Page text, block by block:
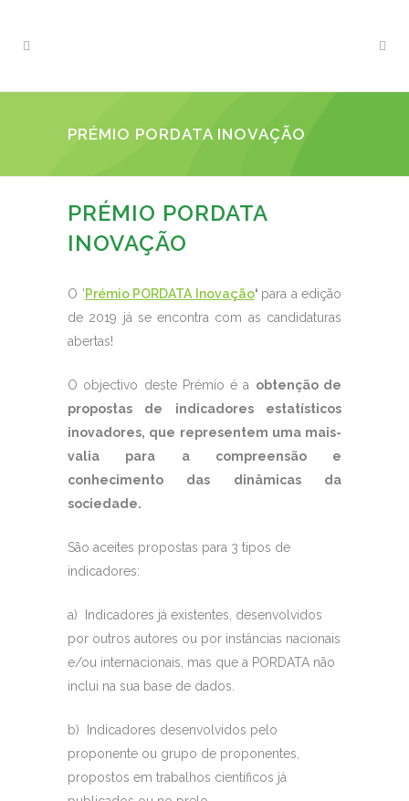
PRÉMIO PORDATA INOVAÇÃO
PRÉMIO PORDATA
INOVAÇÃO
O ‘Prémio PORDATA Inovação‘ para a edição
de 2019 já se encontra com as candidaturas
abertas!
O objectivo deste Prémio é a obtenção de
propostas de indicadores estatísticos
inovadores, que representem uma mais-
valia para a compreensão e
conhecimento das dinâmicas da
sociedade.
São aceites propostas para 3 tipos de
indicadores:
a) Indicadores já existentes, desenvolvidos
por outros autores ou por instâncias nacionais
e/ou internacionais, mas que a PORDATA não
inclui na sua base de dados.
b) Indicadores desenvolvidos pelo
proponente ou grupo de proponentes,
propostos em trabalhos científicos já